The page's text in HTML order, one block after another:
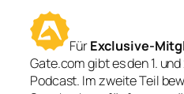
FürExclusive-
Gate.com gibt es den 1.
Podcast. Im zweite Teil